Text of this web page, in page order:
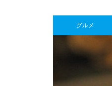
グルメ